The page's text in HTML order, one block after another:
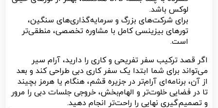
لوکس باشد.
برای شرکت‌های بزرگ و سرمایه‌گذاری‌های سنگین،
تورهای بیزینسی کامل با مشاوره تخصصی، منطقی‌تر
است.
اگر قصد ترکیب سفر تفریحی و کاری را دارید، آرام سیر
می‌تواند برای شما ابتدا یک سفر کاری دبی طراحی کند و بعد
از آن، برنامه‌ای آرام‌تر در جزیره قشم، هنگام یا هرمز بچیند
تا در فضایی خلوت‌تر و الهام‌بخش، خروجی جلسات دبی را مرور
و تصمیم‌گیری نهایی را راحت‌تر انجام دهید.